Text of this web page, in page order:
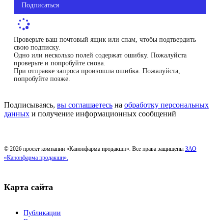
Подписаться
Проверьте ваш почтовый ящик или спам, чтобы подтвердить
свою подписку.
Одно или несколько полей содержат ошибку. Пожалуйста
проверьте и попробуйте снова.
При отправке запроса произошла ошибка. Пожалуйста,
попробуйте позже.
Подписываясь, вы соглашаетесь на обработку персональных
данных и получение информационных сообщений
© 2026 проект компании «Канонфарма продакшн». Все права защищены ЗАО
«Канонфарма продакшн».
Карта сайта
Публикации